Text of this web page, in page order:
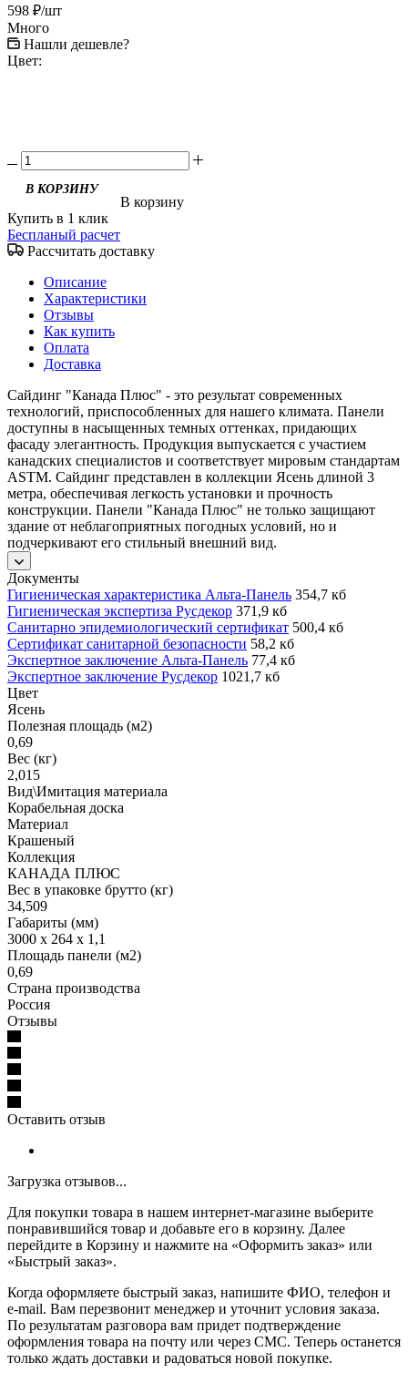
598 ₽/шт
Много
Нашли дешевле?
Цвет:
В КОРЗИНУ
В корзину
Купить в 1 клик
Беспланый расчет
Рассчитать доставку
Описание
Характеристики
Отзывы
Как купить
Оплата
Доставка
Сайдинг "Канада Плюс" - это результат современных
технологий, приспособленных для нашего климата. Панели
доступны в насыщенных темных оттенках, придающих
фасаду элегантность. Продукция выпускается с участием
канадских специалистов и соответствует мировым стандартам
ASTM. Сайдинг представлен в коллекции Ясень длиной 3
метра, обеспечивая легкость установки и прочность
конструкции. Панели "Канада Плюс" не только защищают
здание от неблагоприятных погодных условий, но и
подчеркивают его стильный внешний вид.
Документы
Гигиеническая характеристика Альта-Панель 354,7 кб
Гигиеническая экспертиза Русдекор 371,9 кб
Санитарно эпидемиологический сертификат 500,4 кб
Сертификат санитарной безопасности 58,2 кб
Экспертное заключение Альта-Панель 77,4 кб
Экспертное заключение Русдекор 1021,7 кб
Цвет
Ясень
Полезная площадь (м2)
0,69
Вес (кг)
2,015
Вид\Имитация материала
Корабельная доска
Материал
Крашеный
Коллекция
КАНАДА ПЛЮС
Вес в упаковке брутто (кг)
34,509
Габариты (мм)
3000 x 264 x 1,1
Площадь панели (м2)
0,69
Страна производства
Россия
Отзывы
Оставить отзыв
Загрузка отзывов...
Для покупки товара в нашем интернет-магазине выберите
понравившийся товар и добавьте его в корзину. Далее
перейдите в Корзину и нажмите на «Оформить заказ» или
«Быстрый заказ».
Когда оформляете быстрый заказ, напишите ФИО, телефон и
e-mail. Вам перезвонит менеджер и уточнит условия заказа.
По результатам разговора вам придет подтверждение
оформления товара на почту или через СМС. Теперь останется
только ждать доставки и радоваться новой покупке.